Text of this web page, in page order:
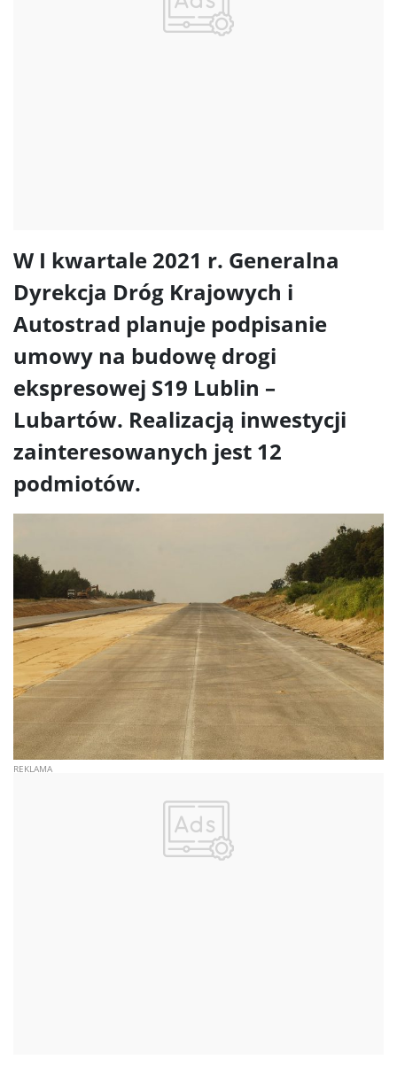
W I kwartale 2021 r. Generalna
Dyrekcja Dróg Krajowych i
Autostrad planuje podpisanie
umowy na budowę drogi
ekspresowej S19 Lublin –
Lubartów. Realizacją inwestycji
zainteresowanych jest 12
podmiotów.